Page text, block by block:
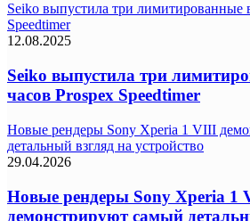
Seiko выпустила три лимитированные
Speedtimer
12.08.2025
Seiko выпустила три
часов Prospex Speedtimer
Новые рендеры Sony Xperia 1 VIII
детальный взгляд на устройство
29.04.2026
Новые рендеры Sony Xperia 1
демонстрируют самый